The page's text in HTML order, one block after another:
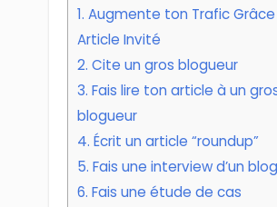
1. Augmente ton Trafic
Article Invité
2. Cite un gros blogueur
3. Fais lire ton article à un
blogueur
4. Écrit un article “roundup”
5. Fais une interview d’un
6. Fais une étude de cas